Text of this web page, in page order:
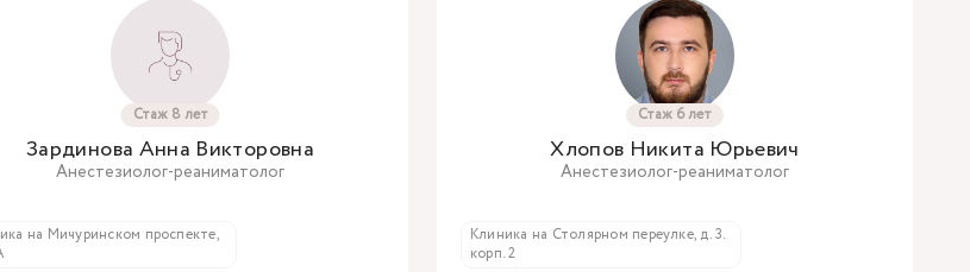
Стаж 8 лет
Зардинова Анна Викторовна
Анестезиолог-реаниматолог
на Мичуринском проспекте,
Стаж 6 лет
Хлопов Никита Юрьевич
Анестезиолог-реаниматолог
Клиника на Столярном переулке, д. 3.
корп. 2